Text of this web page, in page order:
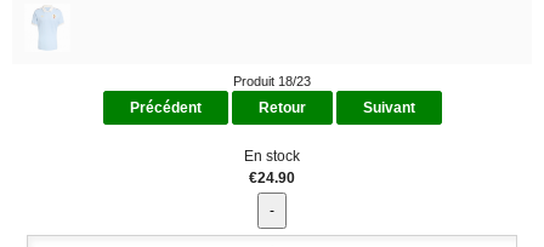
Produit 18/23
Précédent Retour Suivant
En stock
€24.90